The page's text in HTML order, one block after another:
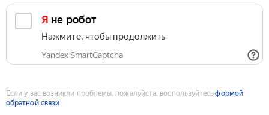
Я не робот
Нажмите, чтобы продолжить
Yandex SmartCaptcha
Если у вас возникли проблемы, пожалуйста, воспользуйтесьформой
обратной связи